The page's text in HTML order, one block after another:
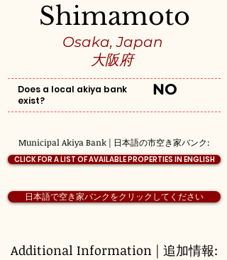
Osaka, Japan
Additional Information | 追加情報:
Municipal Akiya Bank | 日本語の市空き家バンク:
Shimamoto
Does a local akiya bank
exist?
日本語で空き家バンクをクリックしてください
大阪府
NO
CLICK FOR A LIST OF AVAILABLE PROPERTIES IN ENGLISH